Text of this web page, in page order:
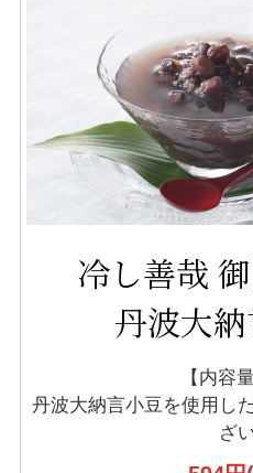
冷し善哉
丹波大
【内容
丹波大納言小豆を使用した
ざ